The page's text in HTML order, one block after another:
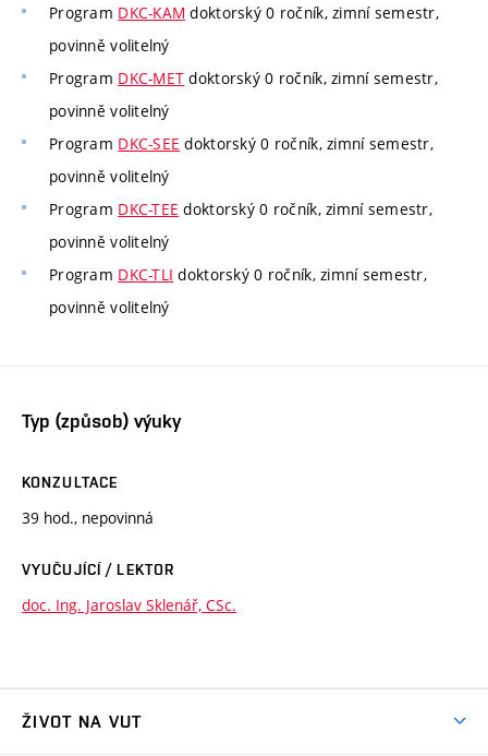
Program DKC-KAM doktorský 0 ročník, zimní semestr,
povinně volitelný
Program DKC-MET doktorský 0 ročník, zimní semestr,
povinně volitelný
Program DKC-SEE doktorský 0 ročník, zimní semestr,
povinně volitelný
Program DKC-TEE doktorský 0 ročník, zimní semestr,
povinně volitelný
Program DKC-TLI doktorský 0 ročník, zimní semestr,
povinně volitelný
Typ (způsob) výuky
KONZULTACE
39 hod., nepovinná
VYUČUJÍCÍ / LEKTOR
doc. Ing. Jaroslav Sklenář, CSc.
ŽIVOT NA VUT